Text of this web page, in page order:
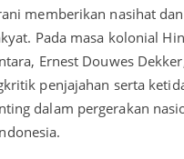
memberikan nasihat
Pada masa kolonial
Ernest Douwes
penjajahan serta
dalam pergerakan